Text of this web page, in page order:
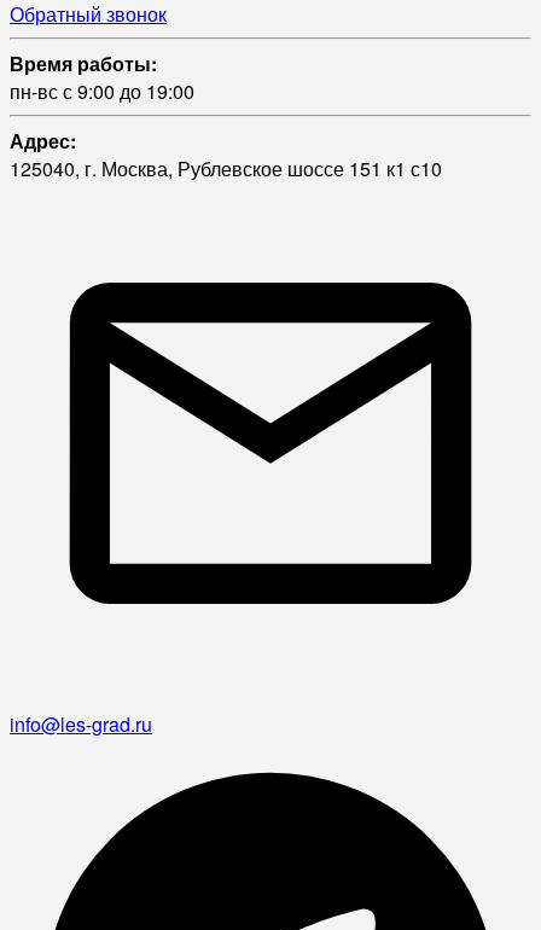
Обратный звонок
Время работы:
пн-вс с 9:00 до 19:00
Адрес:
125040, г. Москва, Рублевское шоссе 151 к1 с10
info@les-grad.ru